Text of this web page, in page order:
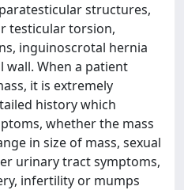
structures,
testicular torsion,
inguinoscrotal hernia
When a patient
it is extremely
history which
whether the mass
in size of mass, sexual
urinary tract symptoms,
infertility or mumps